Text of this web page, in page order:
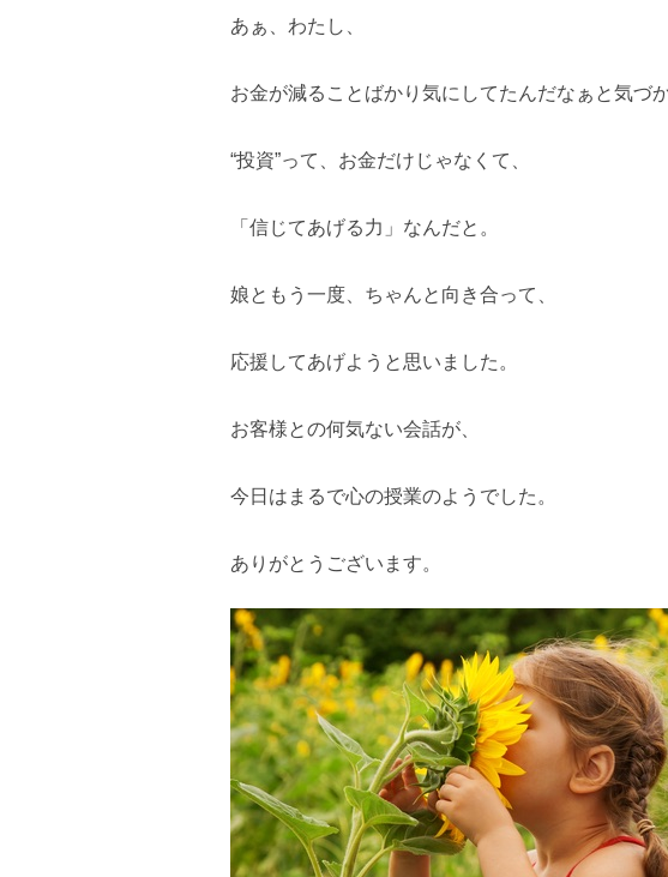
あぁ、わたし、
お金が減ることばかり気にしてたんだなぁと気づ
“投資”って、お金だけじゃなくて、
「信じてあげる力」なんだと。
娘ともう一度、ちゃんと向き合って、
応援してあげようと思いました。
お客様との何気ない会話が、
今日はまるで心の授業のようでした。
ありがとうございます。